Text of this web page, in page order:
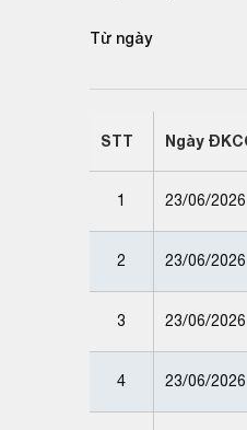
Từ ngày
STT Ngày
1 23/06/2026
2 23/06/2026
3 23/06/2026
4 23/06/2026